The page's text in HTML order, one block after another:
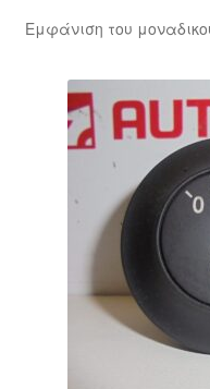
Εμφάνιση του